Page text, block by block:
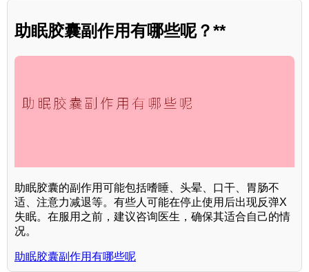
助眠胶囊副作用有哪些呢？**
助眠胶囊的副作用可能包括嗜睡、头晕、口干、胃肠不
适、注意力减退等。有些人可能在停止使用后出现反弹X
失眠。在服用之前，建议咨询医生，确保其适合自己的情
况。
助眠胶囊副作用有哪些呢